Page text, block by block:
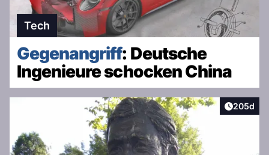
Tech
Gegenangriff: Deutsche
Ingenieure schocken China
Artikel
205d